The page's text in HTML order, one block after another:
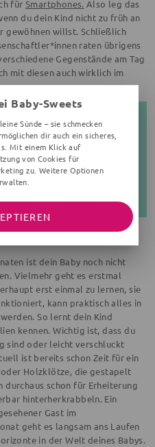
für Smartphones. Also leg das
du dein Kind nicht zu früh an
gewöhnen willst. Schließlich
raten übrigens
Gegenstände am Tag
mit diesen auch wirklich im
an
ist dein Baby noch nicht
Vielmehr geht es erstmal
erst einmal zu lernen, sie
kann praktisch alles in
So lernt dein Kind
kennen. Wichtig ist, dass du
sind oder leicht verschluckt
ist bereits schon Zeit für ein
Holzklötze, die gestapelt
durchaus schon für Erheiterung
hinterherkrabbeln. Ein
Gast im
geht es langsam ans Laufen
in der Welt deines Babys.
Baby-Sweets
Sünde – sie schmecken
dir auch ein sicheres,
Mit einem Klick auf
von Cookies für
zu. Weitere Optionen